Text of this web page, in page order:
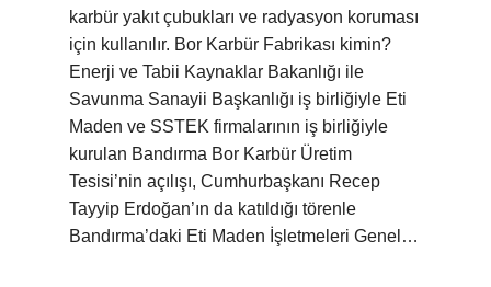
karbür yakıt çubukları ve radyasyon koruması
için kullanılır. Bor Karbür Fabrikası kimin?
Enerji ve Tabii Kaynaklar Bakanlığı ile
Savunma Sanayii Başkanlığı iş birliğiyle Eti
Maden ve SSTEK firmalarının iş birliğiyle
kurulan Bandırma Bor Karbür Üretim
Tesisi’nin açılışı, Cumhurbaşkanı Recep
Tayyip Erdoğan’ın da katıldığı törenle
Bandırma’daki Eti Maden İşletmeleri Genel…